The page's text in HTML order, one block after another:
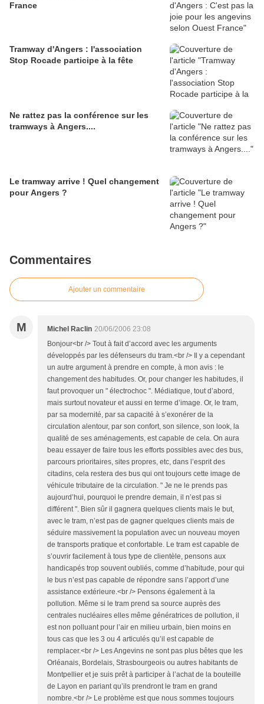
France
Tramway d'Angers : l'association
Stop Rocade participe à la fête
Ne rattez pas la conférence sur les
tramways à Angers....
Le tramway arrive ! Quel changement
pour Angers ?
Commentaires
Ajouter un commentaire
M Michel Raclin 20/06/2006 23:08
Bonjour<br /> Tout à fait d’accord avec les arguments
développés par les défenseurs du tram.<br /> Il y a cependant
un autre argument à prendre en compte, à mon avis : le
changement des habitudes. Or, pour changer les habitudes, il
faut provoquer un " électrochoc ". Médiatique, tout d’abord,
mais surtout novateur et aussi en terme d’image. Or, le tram,
par sa modernité, par sa capacité à s’exonérer de la
circulation alentour, par son confort, son silence, son look, la
qualité de ses aménagements, est capable de cela. On aura
beau essayer de faire tous les efforts possibles avec des bus,
parcours prioritaires, sites propres, etc, dans l’esprit des
citadins, cela restera des bus qui ont toujours cette image de
véhicule tributaire de la circulation. " Je ne le prends pas
aujourd’hui, pourquoi le prendre demain, il n’est pas si
différent ". Bien sûr il gagnera quelques clients mais le but,
avec le tram, n’est pas de gagner quelques clients mais de
séduire massivement la population avec un nouveau moyen
de transports pratique et confortable. Le tram est capable de
s’ouvrir facilement à tous type de clientèle, pensons aux
handicapés trop souvent oubliés, comme d’habitude, pour qui
le bus n’est pas capable de répondre sans l’apport d’une
assistance extérieure.<br /> Pensons également à la
pollution. Même si le tram prend sa source auprès des
centrales nucléaires elles même génératrices de pollution, il
est non polluant pour l’air en milieu urbain, bien moins en
tous cas que les 3 ou 4 articulés qu’il est capable de
remplacer.<br /> Les Angevins ne sont pas plus bêtes que les
Orléanais, Bordelais, Strasbourgeois ou autres habitants de
Montpellier et je suis prêt à participer à l’achat de la bouteille
de Layon en pariant qu’ils prendront le tram en grand
nombre.<br /> Le problème est que nous sommes toujours